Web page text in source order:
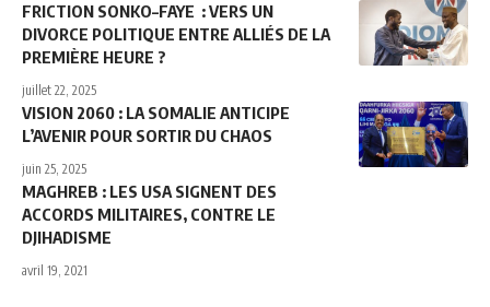
FRICTION SONKO–FAYE : VERS UN
DIVORCE POLITIQUE ENTRE ALLIÉS DE LA
PREMIÈRE HEURE ?
juillet 22, 2025
VISION 2060 : LA SOMALIE ANTICIPE
L’AVENIR POUR SORTIR DU CHAOS
juin 25, 2025
MAGHREB : LES USA SIGNENT DES
ACCORDS MILITAIRES, CONTRE LE
DJIHADISME
avril 19, 2021